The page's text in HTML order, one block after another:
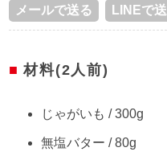
メールで送る LINEで
材料(2人前)
じゃがいも / 300g
無塩バター / 80g